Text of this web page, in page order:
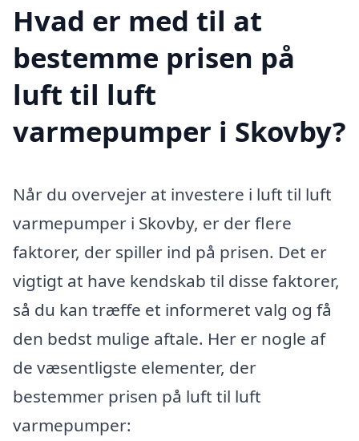
Hvad er med til at
bestemme prisen på
luft til luft
varmepumper i Skovby?
Når du overvejer at investere i luft til luft
varmepumper i Skovby, er der flere
faktorer, der spiller ind på prisen. Det er
vigtigt at have kendskab til disse faktorer,
så du kan træffe et informeret valg og få
den bedst mulige aftale. Her er nogle af
de væsentligste elementer, der
bestemmer prisen på luft til luft
varmepumper: